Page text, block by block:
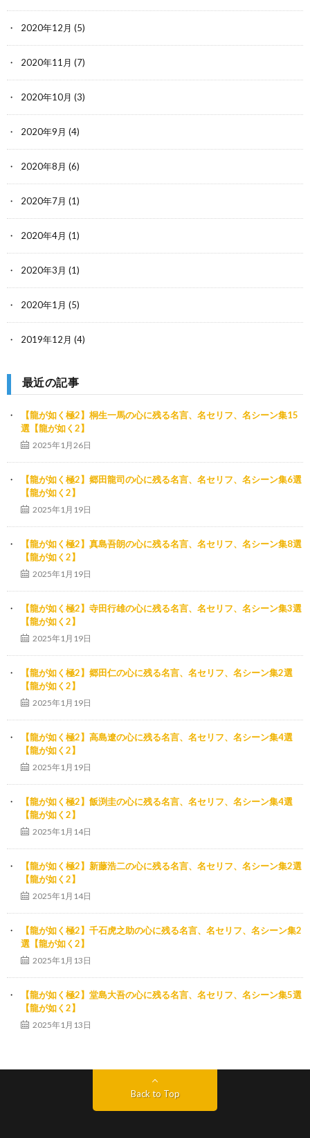
2020年12月 (5)
2020年11月 (7)
2020年10月 (3)
2020年9月 (4)
2020年8月 (6)
2020年7月 (1)
2020年4月 (1)
2020年3月 (1)
2020年1月 (5)
2019年12月 (4)
最近の記事
【龍が如く極2】桐生一馬の心に残る名言、名セリフ、名シーン集15
選【龍が如く2】
2025年1月26日
【龍が如く極2】郷田龍司の心に残る名言、名セリフ、名シーン集6選
【龍が如く2】
2025年1月19日
【龍が如く極2】真島吾朗の心に残る名言、名セリフ、名シーン集8選
【龍が如く2】
2025年1月19日
【龍が如く極2】寺田行雄の心に残る名言、名セリフ、名シーン集3選
【龍が如く2】
2025年1月19日
【龍が如く極2】郷田仁の心に残る名言、名セリフ、名シーン集2選
【龍が如く2】
2025年1月19日
【龍が如く極2】高島遼の心に残る名言、名セリフ、名シーン集4選
【龍が如く2】
2025年1月19日
【龍が如く極2】飯渕圭の心に残る名言、名セリフ、名シーン集4選
【龍が如く2】
2025年1月14日
【龍が如く極2】新藤浩二の心に残る名言、名セリフ、名シーン集2選
【龍が如く2】
2025年1月14日
【龍が如く極2】千石虎之助の心に残る名言、名セリフ、名シーン集2
選【龍が如く2】
2025年1月13日
【龍が如く極2】堂島大吾の心に残る名言、名セリフ、名シーン集5選
【龍が如く2】
2025年1月13日
Back to Top